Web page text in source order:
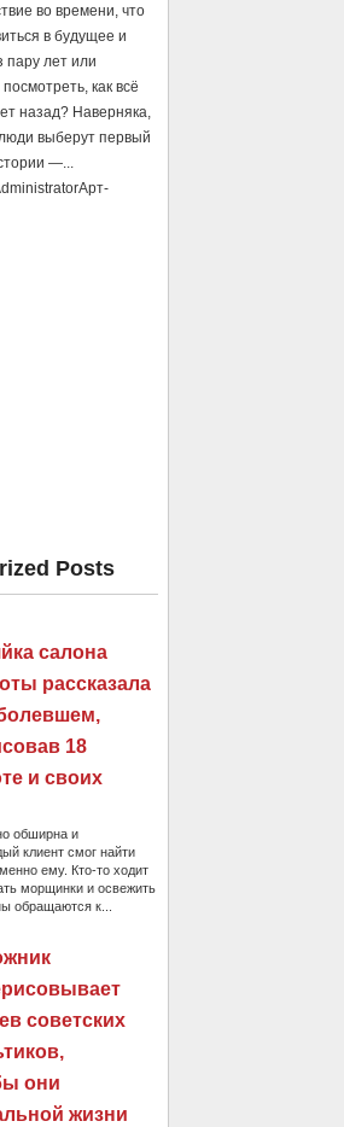
во времени, что
в будущее и
пару лет или
как всё
назад? Наверняка,
выберут первый
—...
Арт-
Posts
салона
рассказала
18
и своих
обширна и
клиент смог найти
ему. Кто-то ходит
морщинки и освежить
обращаются к...
советских
они
жизни